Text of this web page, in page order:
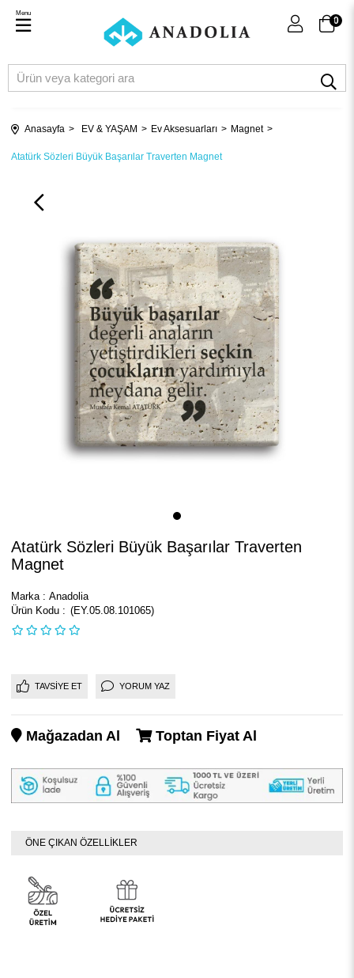
0
Menu
Anasayfa EV & YAŞAM Ev Aksesuarları Magnet
Atatürk Sözleri Büyük Başarılar Traverten Magnet
Atatürk Sözleri Büyük Başarılar Traverten
Magnet
Marka : Anadolia
(EY.05.08.101065)
TAVSIYE ET YORUM YAZ
Mağazadan Al Toptan Fiyat Al
ÖNE ÇIKAN ÖZELLİKLER